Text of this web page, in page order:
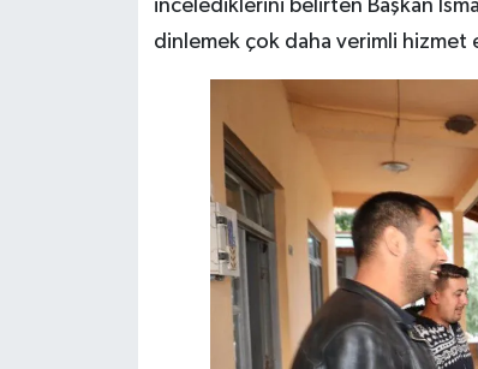
incelediklerini belirten Başkan
dinlemek çok daha verimli hizmet